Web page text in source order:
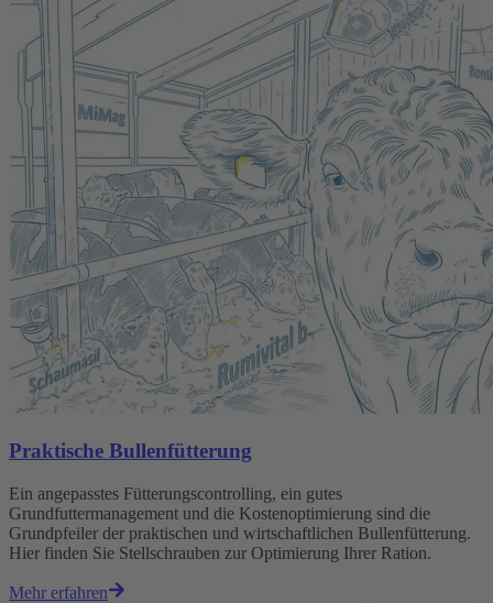
Praktische Bullenfütterung
Ein angepasstes Fütterungscontrolling, ein gutes
Grundfuttermanagement und die Kostenoptimierung sind die
Grundpfeiler der praktischen und wirtschaftlichen Bullenfütterung.
Hier finden Sie Stellschrauben zur Optimierung Ihrer Ration.
Mehr erfahren